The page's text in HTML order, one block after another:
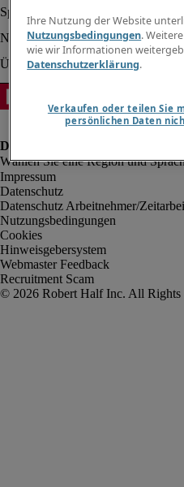
Impressum
Datenschutz
Datenschutz Arbeitnehmer/
Nutzungsbedingungen
Cookies
Hinweisgebersystem
Webmaster Feedback
Recruitment Scam
Ihre Nutzung der Website
Nutzungsbedingungen.
wie wir Informationen
Datenschutzerklärung.
Verkaufen oder teilen Sie
persönlichen Daten